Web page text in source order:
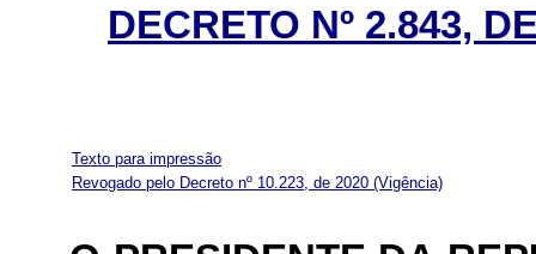
DECRETO Nº 2.843,
Texto para impressão
Revogado pelo Decreto nº 10.223, de 2020 (Vigência)